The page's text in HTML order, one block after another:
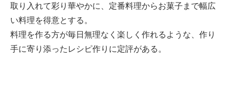
取り入れて彩り華やかに、定番料理からお菓子まで幅広
い料理を得意とする。
料理を作る方が毎日無理なく楽しく作れるような、作り
手に寄り添ったレシピ作りに定評がある。